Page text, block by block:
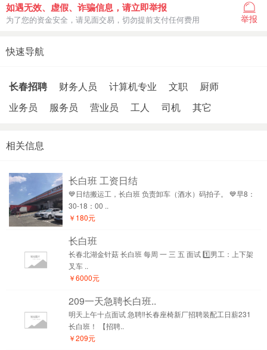
如遇无效、虚假、诈骗信息，请立即举报
为了您的资金安全，请见面交易，切勿提前支付任何费用 举报
快速导航
长春招聘 财务人员 计算机专业 文职
厨师
业务员
服务员 营业员 工人 司机 其它
相关信息
长白班 工资日结
💙日结搬运工，长白班 负责卸车（酒水）码拍子。 💙早8：
30-18：00 ..
￥180元
长白班
长春北湖金针菇 长白班 每周 一 三 五 面试 1️⃣男工：上下架
叉车 ..
￥6000元
209一天急聘长白班..
明天上午十点面试 急聘‼️长春座椅新厂招聘装配工日薪231
长白班！ 【招聘..
￥209元